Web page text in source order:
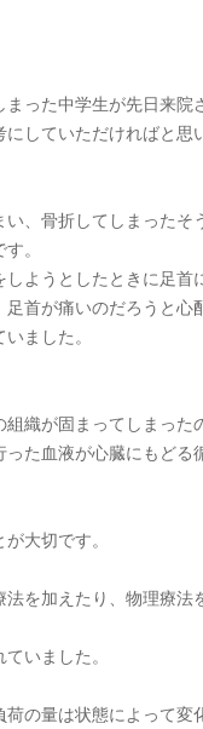
った中学生が先日来院
していただければと思
、骨折してしまったそ
。
ようとしたときに足首
首が痛いのだろうと心
ました。
織が固まってしまった
た血液が心臓にもどる
大切です。
を加えたり、物理療法
いました。
の量は状態によって変